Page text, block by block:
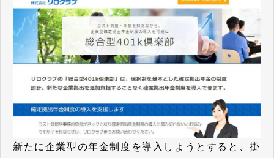
新たに企業型の年金制度を導入しようとすると、掛